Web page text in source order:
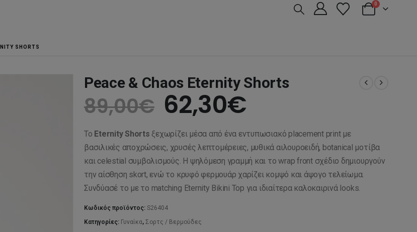
0
SHORTS
Peace & Chaos Eternity Shorts
89,00€ Original
price
was:
89,00€.
62,30€
τρέχουσα
τιμή
είναι:
62,30€.
Το Eternity Shorts ξεχωρίζει μέσα από ένα εντυπωσιακό placement print με
βασιλικές αποχρώσεις, χρυσές λεπτομέρειες, μυθικά αιλουροειδή, botanical μοτίβα
και celestial συμβολισμούς. Η ψηλόμεση γραμμή και το wrap front σχέδιο δημιουργούν
την αίσθηση skort, ενώ το κρυφό φερμουάρ χαρίζει κομψό και άψογο τελείωμα.
Συνδύασέ το με το matching Eternity Bikini Top για ιδιαίτερα καλοκαιρινά looks.
Κωδικός προϊόντος: S26404
Κατηγορίες: Γυναίκα, Σορτς / Βερμούδες